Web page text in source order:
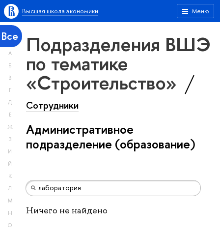
Меню
Высшая школа экономики
Все
А
Б
В
Г
Д
Е
Ж
З
И
Й
К
Л
М
Н
О
Подразделения ВШЭ
по тематике
«Строительство»
Сотрудники
Административное
подразделение (образование)
Ничего не найдено